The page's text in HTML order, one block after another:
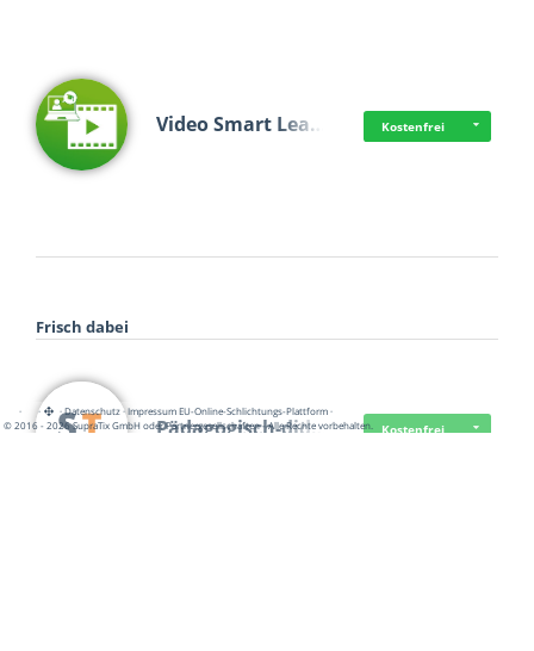
Video Smart Lea… Kostenfrei
Frisch dabei
Pädagogisch-did… Kostenfrei
· · ·Datenschutz·Impressum EU-Online-Schlichtungs-Plattform·
© 2016 - 2026 SupraTix GmbH oder Partnergesellschaften - Alle Rechte vorbehalten.